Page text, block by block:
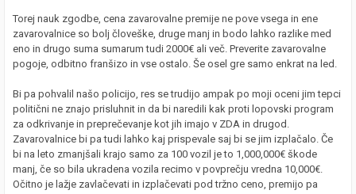
Torej nauk zgodbe, cena zavarovalne premije ne pove vsega in ene
zavarovalnice so bolj človeške, druge manj in bodo lahko razlike med
eno in drugo suma sumarum tudi 2000€ ali več. Preverite zavarovalne
pogoje, odbitno franšizo in vse ostalo. Še osel gre samo enkrat na led.
Bi pa pohvalil našo policijo, res se trudijo ampak po moji oceni jim tepci
politični ne znajo prisluhnit in da bi naredili kak proti lopovski program
za odkrivanje in preprečevanje kot jih imajo v ZDA in drugod.
Zavarovalnice bi pa tudi lahko kaj prispevale saj bi se jim izplačalo. Če
bi na leto zmanjšali krajo samo za 100 vozil je to 1,000,000€ škode
manj, če so bila ukradena vozila recimo v povprečju vredna 10,000€.
Očitno je lažje zavlačevati in izplačevati pod tržno ceno, premijo pa